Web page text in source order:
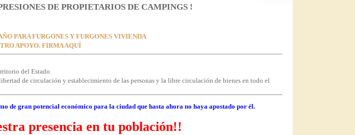
DE PROPIETARIOS DE CAMPINGS !
PARA FURGONES Y FURGONES VIVIENDA
APOYO. FIRMA AQUÍ
del Estado.
de circulación y establecimiento de las personas y la libre circulación de bienes en todo el
de gran potencial económico para la ciudad que hasta ahora no haya apostado por él.
presencia en tu población!!